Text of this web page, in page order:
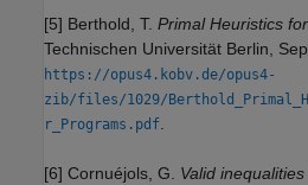
[5] Berthold, T. Primal Heuristics
Technischen Universität Berlin,
https://opus4.kobv.de/opus4-
zib/files/1029/
r_Programs.pdf.
[6] Cornuéjols, G. Valid